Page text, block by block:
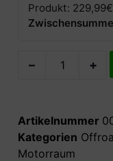
Produkt: 229,99€
– +
Artikelnummer
Kategorien
Motorraum